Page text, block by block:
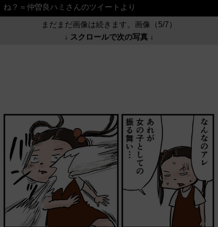
ね？＝仲曽良ハミさんのツイートより
まだまだ画像は続きます。画像（5/7）
↓ スクロールで次の写真 ↓